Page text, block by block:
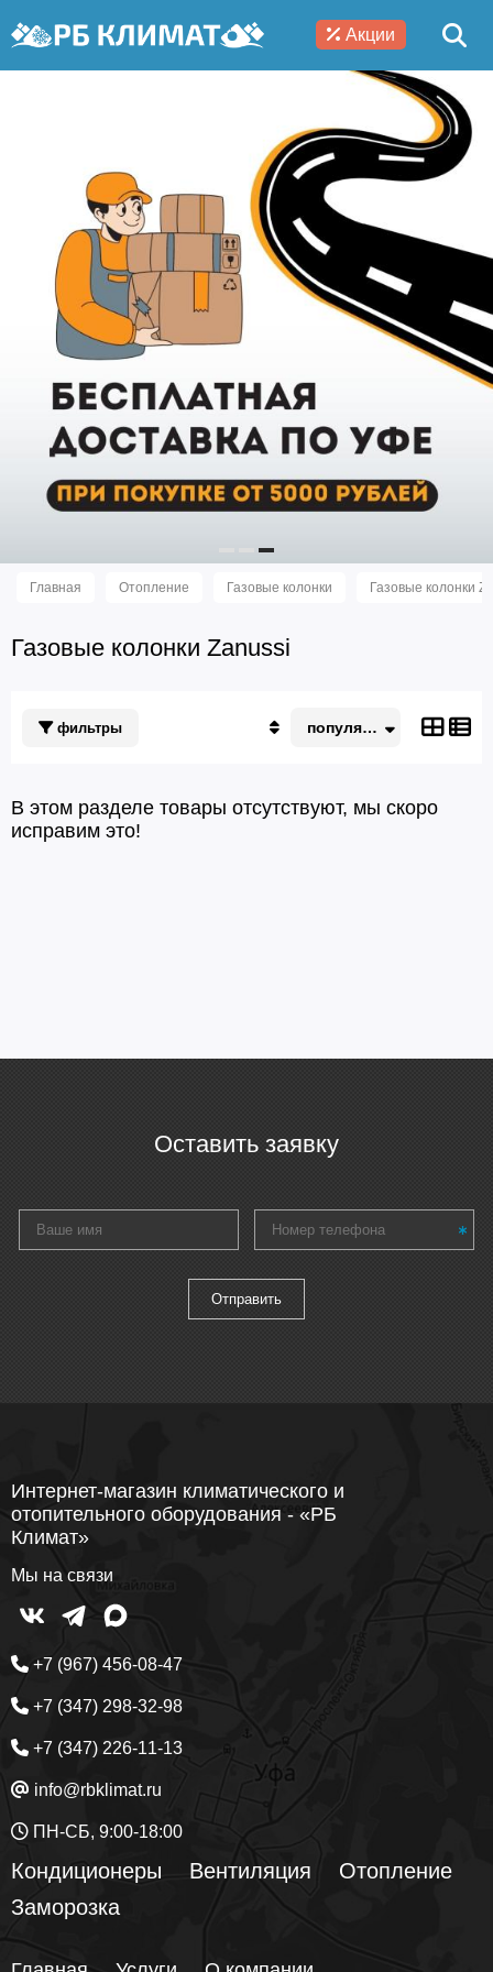
Акции
Главная Отопление Газовые колонки Газовые колонки
Газовые колонки Zanussi
фильтры
Дорогие
популярные
В этом разделе товары отсутствуют, мы скоро
исправим это!
Оставить заявку
Интернет-магазин климатического и
отопительного оборудования - «РБ
Климат»
Мы на связи
+7 (967) 456-08-47
+7 (347) 298-32-98
+7 (347) 226-11-13
info@rbklimat.ru
ПН-СБ, 9:00-18:00
Кондиционеры Вентиляция
Отопление
Заморозка